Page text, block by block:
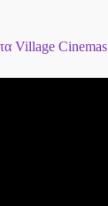
Village Cinemas